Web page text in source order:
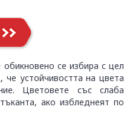
се избира с цел
устойчивостта на цвета
Цветовете със слаба
ако избледнеят по